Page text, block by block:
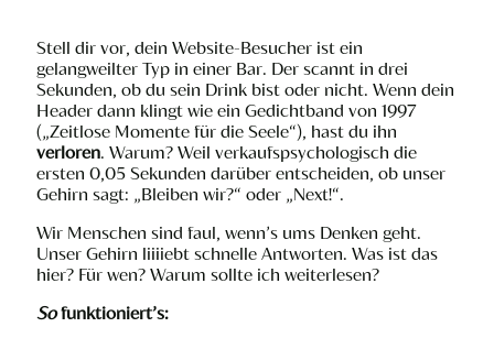
Stell dir vor, dein Website-Besucher ist ein
gelangweilter Typ in einer Bar. Der scannt in drei
Sekunden, ob du sein Drink bist oder nicht. Wenn dein
Header dann klingt wie ein Gedichtband von 1997
(„Zeitlose Momente für die Seele“), hast du ihn
verloren. Warum? Weil verkaufspsychologisch die
ersten 0,05 Sekunden darüber entscheiden, ob unser
Gehirn sagt: „Bleiben wir?“ oder „Next!“.
Wir Menschen sind faul, wenn’s ums Denken geht.
Unser Gehirn liiiiebt schnelle Antworten. Was ist das
hier? Für wen? Warum sollte ich weiterlesen?
Sofunktioniert’s: